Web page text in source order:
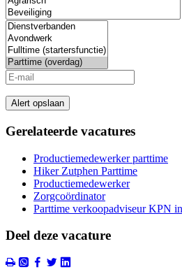
Alert opslaan
Gerelateerde vacatures
Productiemedewerker parttime
Hiker Zutphen Parttime
Productiemedewerker
Zorgcoördinator
Parttime verkoopadviseur KPN
Deel deze vacature